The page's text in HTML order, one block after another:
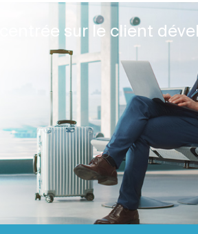
sur le client